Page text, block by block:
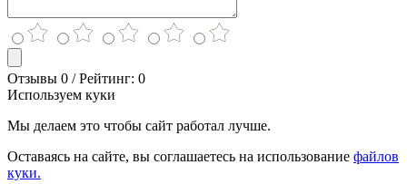
Отзывы 0 / Рейтинг: 0
Используем куки
Мы делаем это чтобы сайт работал лучше.
Оставаясь на сайте, вы соглашаетесь на использование файлов
куки.